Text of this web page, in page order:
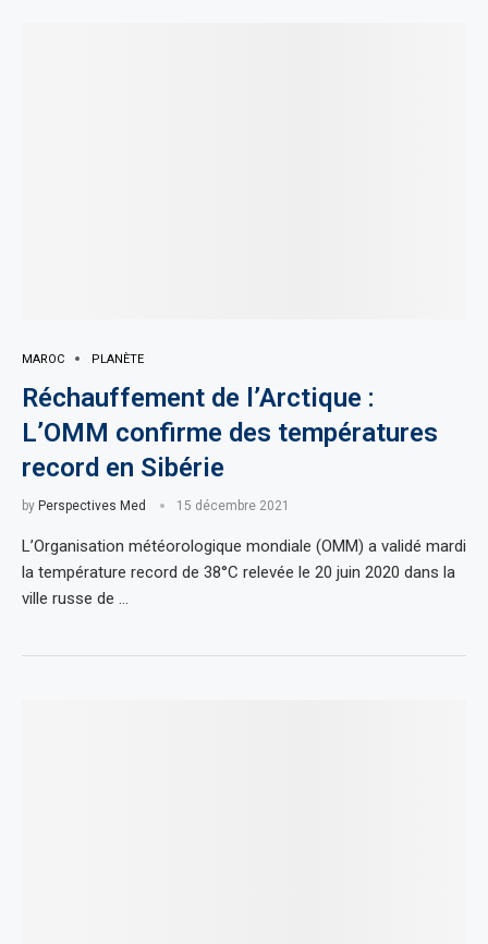
MAROC PLANÈTE
Réchauffement de l’Arctique :
L’OMM confirme des températures
record en Sibérie
by Perspectives Med 15 décembre 2021
L’Organisation météorologique mondiale (OMM) a validé mardi
la température record de 38°C relevée le 20 juin 2020 dans la
ville russe de …